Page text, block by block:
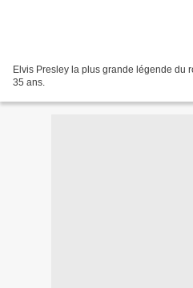
Elvis Presley la plus grande légende du
35 ans.